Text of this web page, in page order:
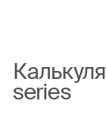
series